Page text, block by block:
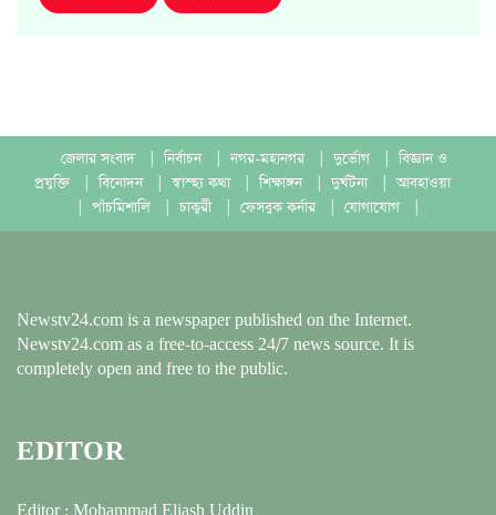
জেলার সংবাদ নির্বাচন নগর-মহানগর দুর্ভোগ
বিজ্ঞান ও
প্রযুক্তি
বিনোদন স্বাস্হ্য কথা শিক্ষাঙ্গন দুর্ঘটনা
আবহাওয়া
পাঁচমিশালি চাকুরী ফেসবুক কর্নার যোগাযোগ
Newstv24.com is a newspaper published on the Internet.
Newstv24.com as a free-to-access 24/7 news source. It is
completely open and free to the public.
EDITOR